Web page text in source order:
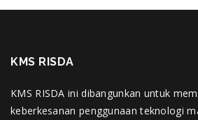
KMS RISDA
KMS RISDA ini dibangunkan untuk
keberkesanan penggunaan teknologi